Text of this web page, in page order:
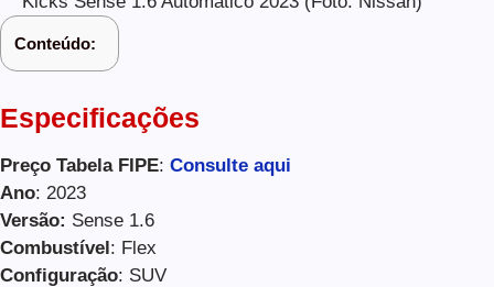
Conteúdo:
Especificações
Preço Tabela FIPE: Consulte aqui
Ano: 2023
Versão: Sense 1.6
Combustível: Flex
Configuração: SUV